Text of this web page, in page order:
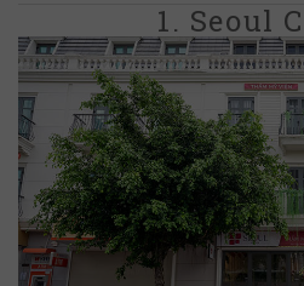
1. Seoul